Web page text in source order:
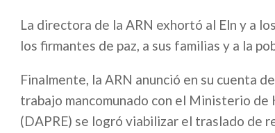
La directora de la ARN exhortó al Eln y a
los firmantes de paz, a sus familias y a la
Finalmente, la ARN anunció en su cuenta
trabajo mancomunado con el Ministerio
(DAPRE) se logró viabilizar el traslado de